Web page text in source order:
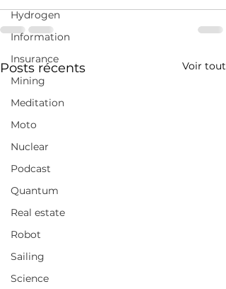
Hydrogen
Information
Insurance
Mining
Meditation
Moto
Nuclear
Podcast
Quantum
Real estate
Robot
Sailing
Science
Posts récents Voir tout